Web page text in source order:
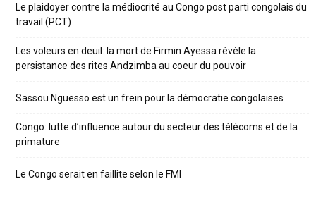
Le plaidoyer contre la médiocrité au Congo post parti congolais du
travail (PCT)
Les voleurs en deuil: la mort de Firmin Ayessa révèle la
persistance des rites Andzimba au coeur du pouvoir
Sassou Nguesso est un frein pour la démocratie congolaises
Congo: lutte d’influence autour du secteur des télécoms et de la
primature
Le Congo serait en faillite selon le FMI